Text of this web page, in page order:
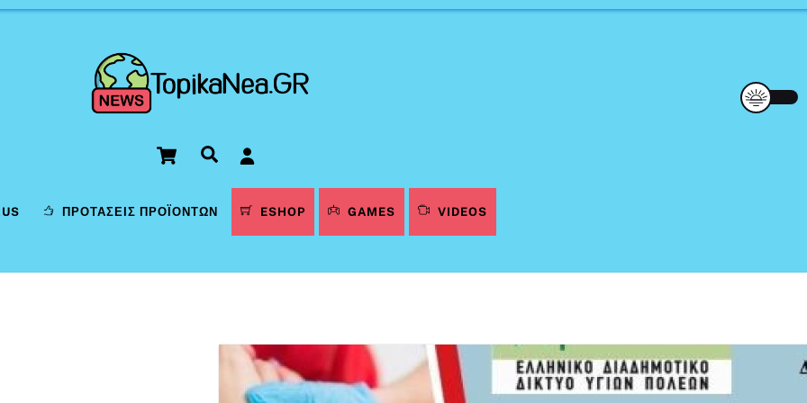
Cart Αναζήτηση
ΠΡΟΤΆΣΕΙΣ ΠΡΟΪΌΝΤΩΝ ESHOP GAMES VIDEOS